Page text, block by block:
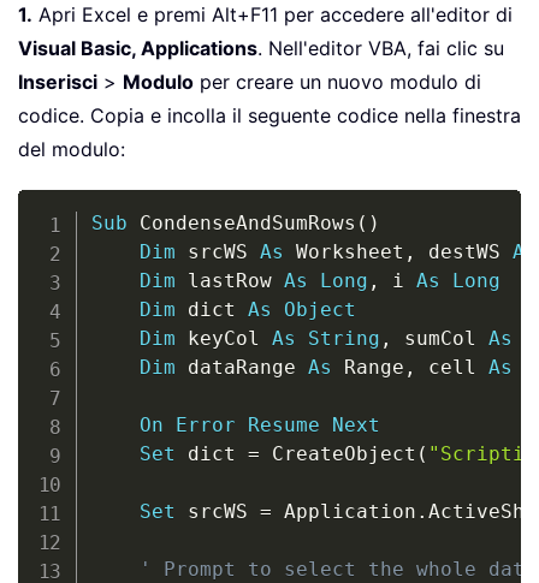
1. Apri Excel e premi Alt+F11 per accedere all'editor di
Visual Basic, Applications. Nell'editor VBA, fai clic su
Inserisci > Modulo per creare un nuovo modulo di
codice. Copia e incolla il seguente codice nella finestra
del modulo:
Sub CondenseAndSumRows ( )
Dim srcWS As Worksheet , destWS As
Dim lastRow As Long , i As
Long
Dim dict As
Object
Dim keyCol As String , sumCol As
Dim dataRange As Range , cell As
On Error Resume
Next
Set dict = CreateObject (
Set srcWS = Application .
' Prompt to select the whole data